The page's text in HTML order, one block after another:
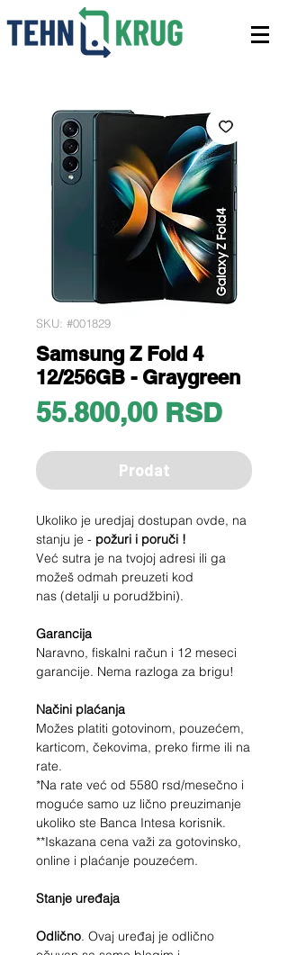
SKU: #001829
Samsung Z Fold 4
12/256GB - Graygreen
55.800,00 RSDPrice
Prodat
Ukoliko je uredjaj dostupan ovde, na
stanju je - požuri i poruči !
Već sutra je na tvojoj adresi ili ga
možeš odmah preuzeti kod
nas (detalji u porudžbini).
Garancija
Naravno, fiskalni račun i 12 meseci
garancije. Nema razloga za brigu!
Načini plaćanja
Možes platiti gotovinom, pouzećem,
karticom, čekovima, preko firme ili na
rate.
*Na rate već od 5580 rsd/mesečno i
moguće samo uz lično preuzimanje
ukoliko ste Banca Intesa korisnik.
**Iskazana cena važi za gotovinsko,
online i plaćanje pouzećem.
Stanje uređaja
Odlično. Ovaj uređaj je odlično